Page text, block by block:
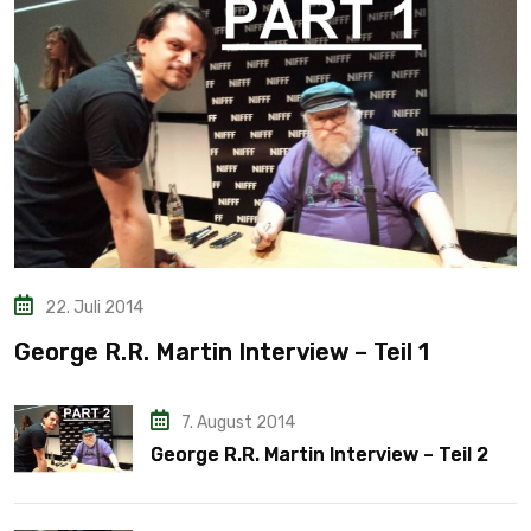
22. Juli 2014
George R.R. Martin Interview – Teil 1
7. August 2014
George R.R. Martin Interview – Teil 2